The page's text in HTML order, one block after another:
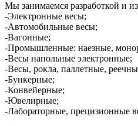
Мы занимаемся разработкой и
-Электронные весы;
-Автомобильные весы;
-Вагонные;
-Промышленные: наезные,
-Весы напольные электронные;
-Весы, рокла, паллетные,
-Бункерные;
-Конвейерные;
-Ювелирные;
-Лабораторные, прецизионные